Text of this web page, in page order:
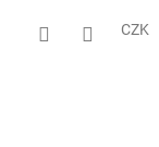
CZK